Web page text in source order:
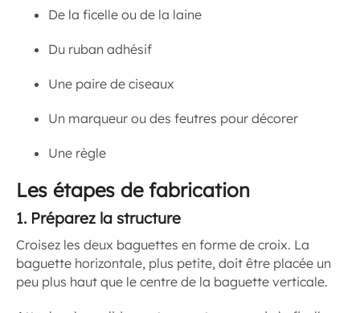
De la ficelle ou de la laine
Du ruban adhésif
Une paire de ciseaux
Un marqueur ou des feutres pour décorer
Une règle
Les étapes de fabrication
1. Préparez la structure
Croisez les deux baguettes en forme de croix. La
baguette horizontale, plus petite, doit être placée un
peu plus haut que le centre de la baguette verticale.